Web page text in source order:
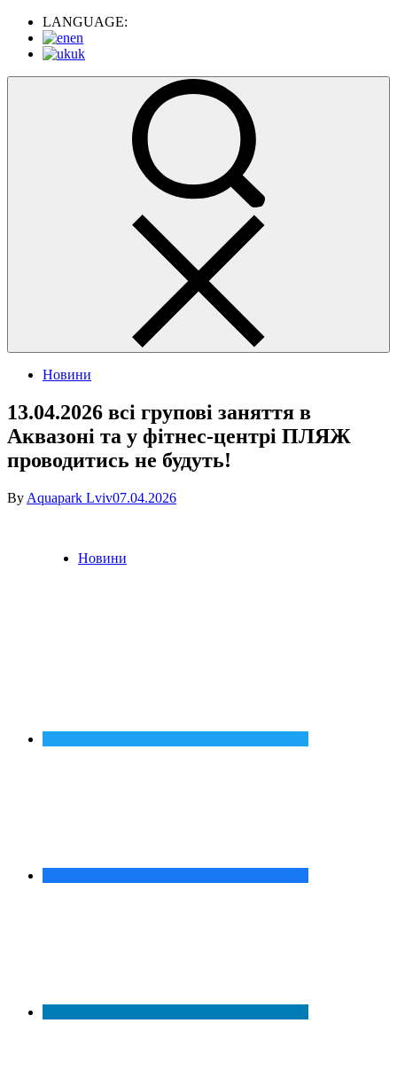
LANGUAGE:
en
uk
PostedНовини
13.04.2026 всі групові заняття в
Аквазоні та у фітнес-центрі ПЛЯЖ
проводитись не будуть!
By Aquapark Lviv07.04.2026
PostedНовини